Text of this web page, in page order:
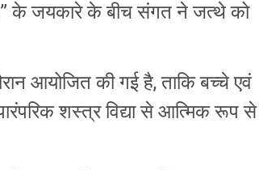
के जयकारे के बीच संगत ने जत्थे को
आयोजित की गई है, ताकि बच्चे एवं
शस्त्र विद्या से आत्मिक रूप से